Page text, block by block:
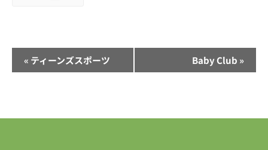
ベ
ナ
« ティーンズスポーツ Baby Club »